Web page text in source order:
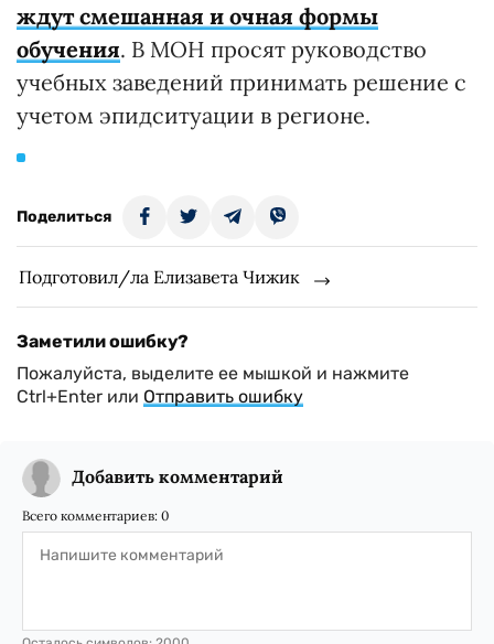
ждут смешанная и очная формы
обучения. В МОН просят руководство
учебных заведений принимать решение с
учетом эпидситуации в регионе.
Поделиться
Подготовил/ла Елизавета Чижик
Заметили ошибку?
Пожалуйста, выделите ее мышкой и нажмите
Ctrl+Enter или Отправить ошибку
Добавить комментарий
Всего комментариев: 0